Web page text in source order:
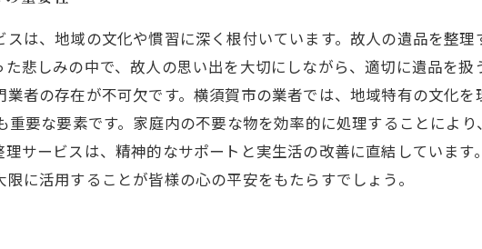
は、地域の文化や慣習に深く根付いています。故人の遺品を整
悲しみの中で、故人の思い出を大切にしながら、適切に遺品を
者の存在が不可欠です。横須賀市の業者では、地域特有の文化
重要な要素です。家庭内の不要な物を効率的に処理することによ
サービスは、精神的なサポートと実生活の改善に直結していま
に活用することが皆様の心の平安をもたらすでしょう。